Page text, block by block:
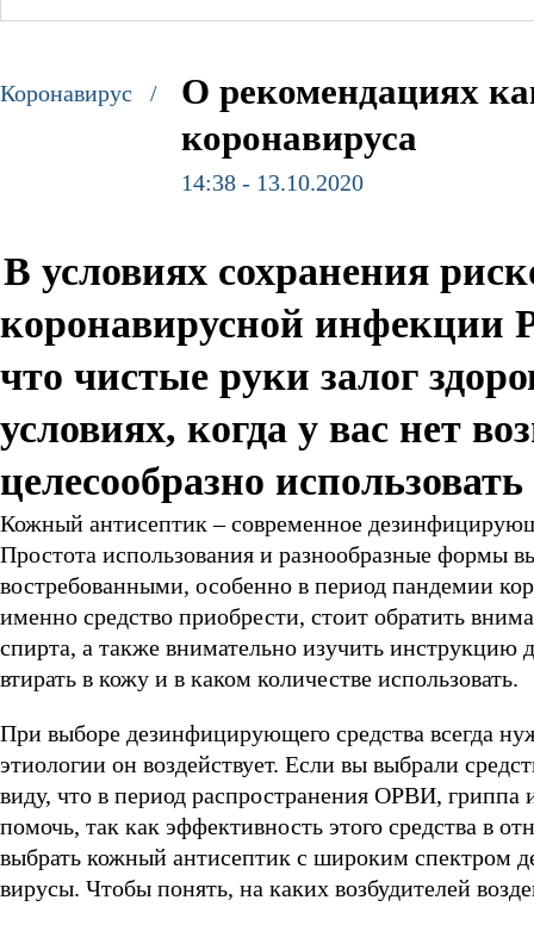
Коронавирус /
О рекомендациях
коронавируса
14:38 - 13.10.2020
В условиях сохранения
коронавирусной инфекции
что чистые руки залог
условиях, когда у вас нет
целесообразно
Кожный антисептик – современное
Простота использования и разнообразные формы
востребованными, особенно в период пандемии
именно средство приобрести, стоит обратить
спирта, а также внимательно изучить инструкцию
втирать в кожу и в каком количестве использовать.
При выборе дезинфицирующего средства всегда
этиологии он воздействует. Если вы выбрали
виду, что в период распространения ОРВИ,
помочь, так как эффективность этого средства в
выбрать кожный антисептик с широким спектром
вирусы. Чтобы понять, на каких возбудителей